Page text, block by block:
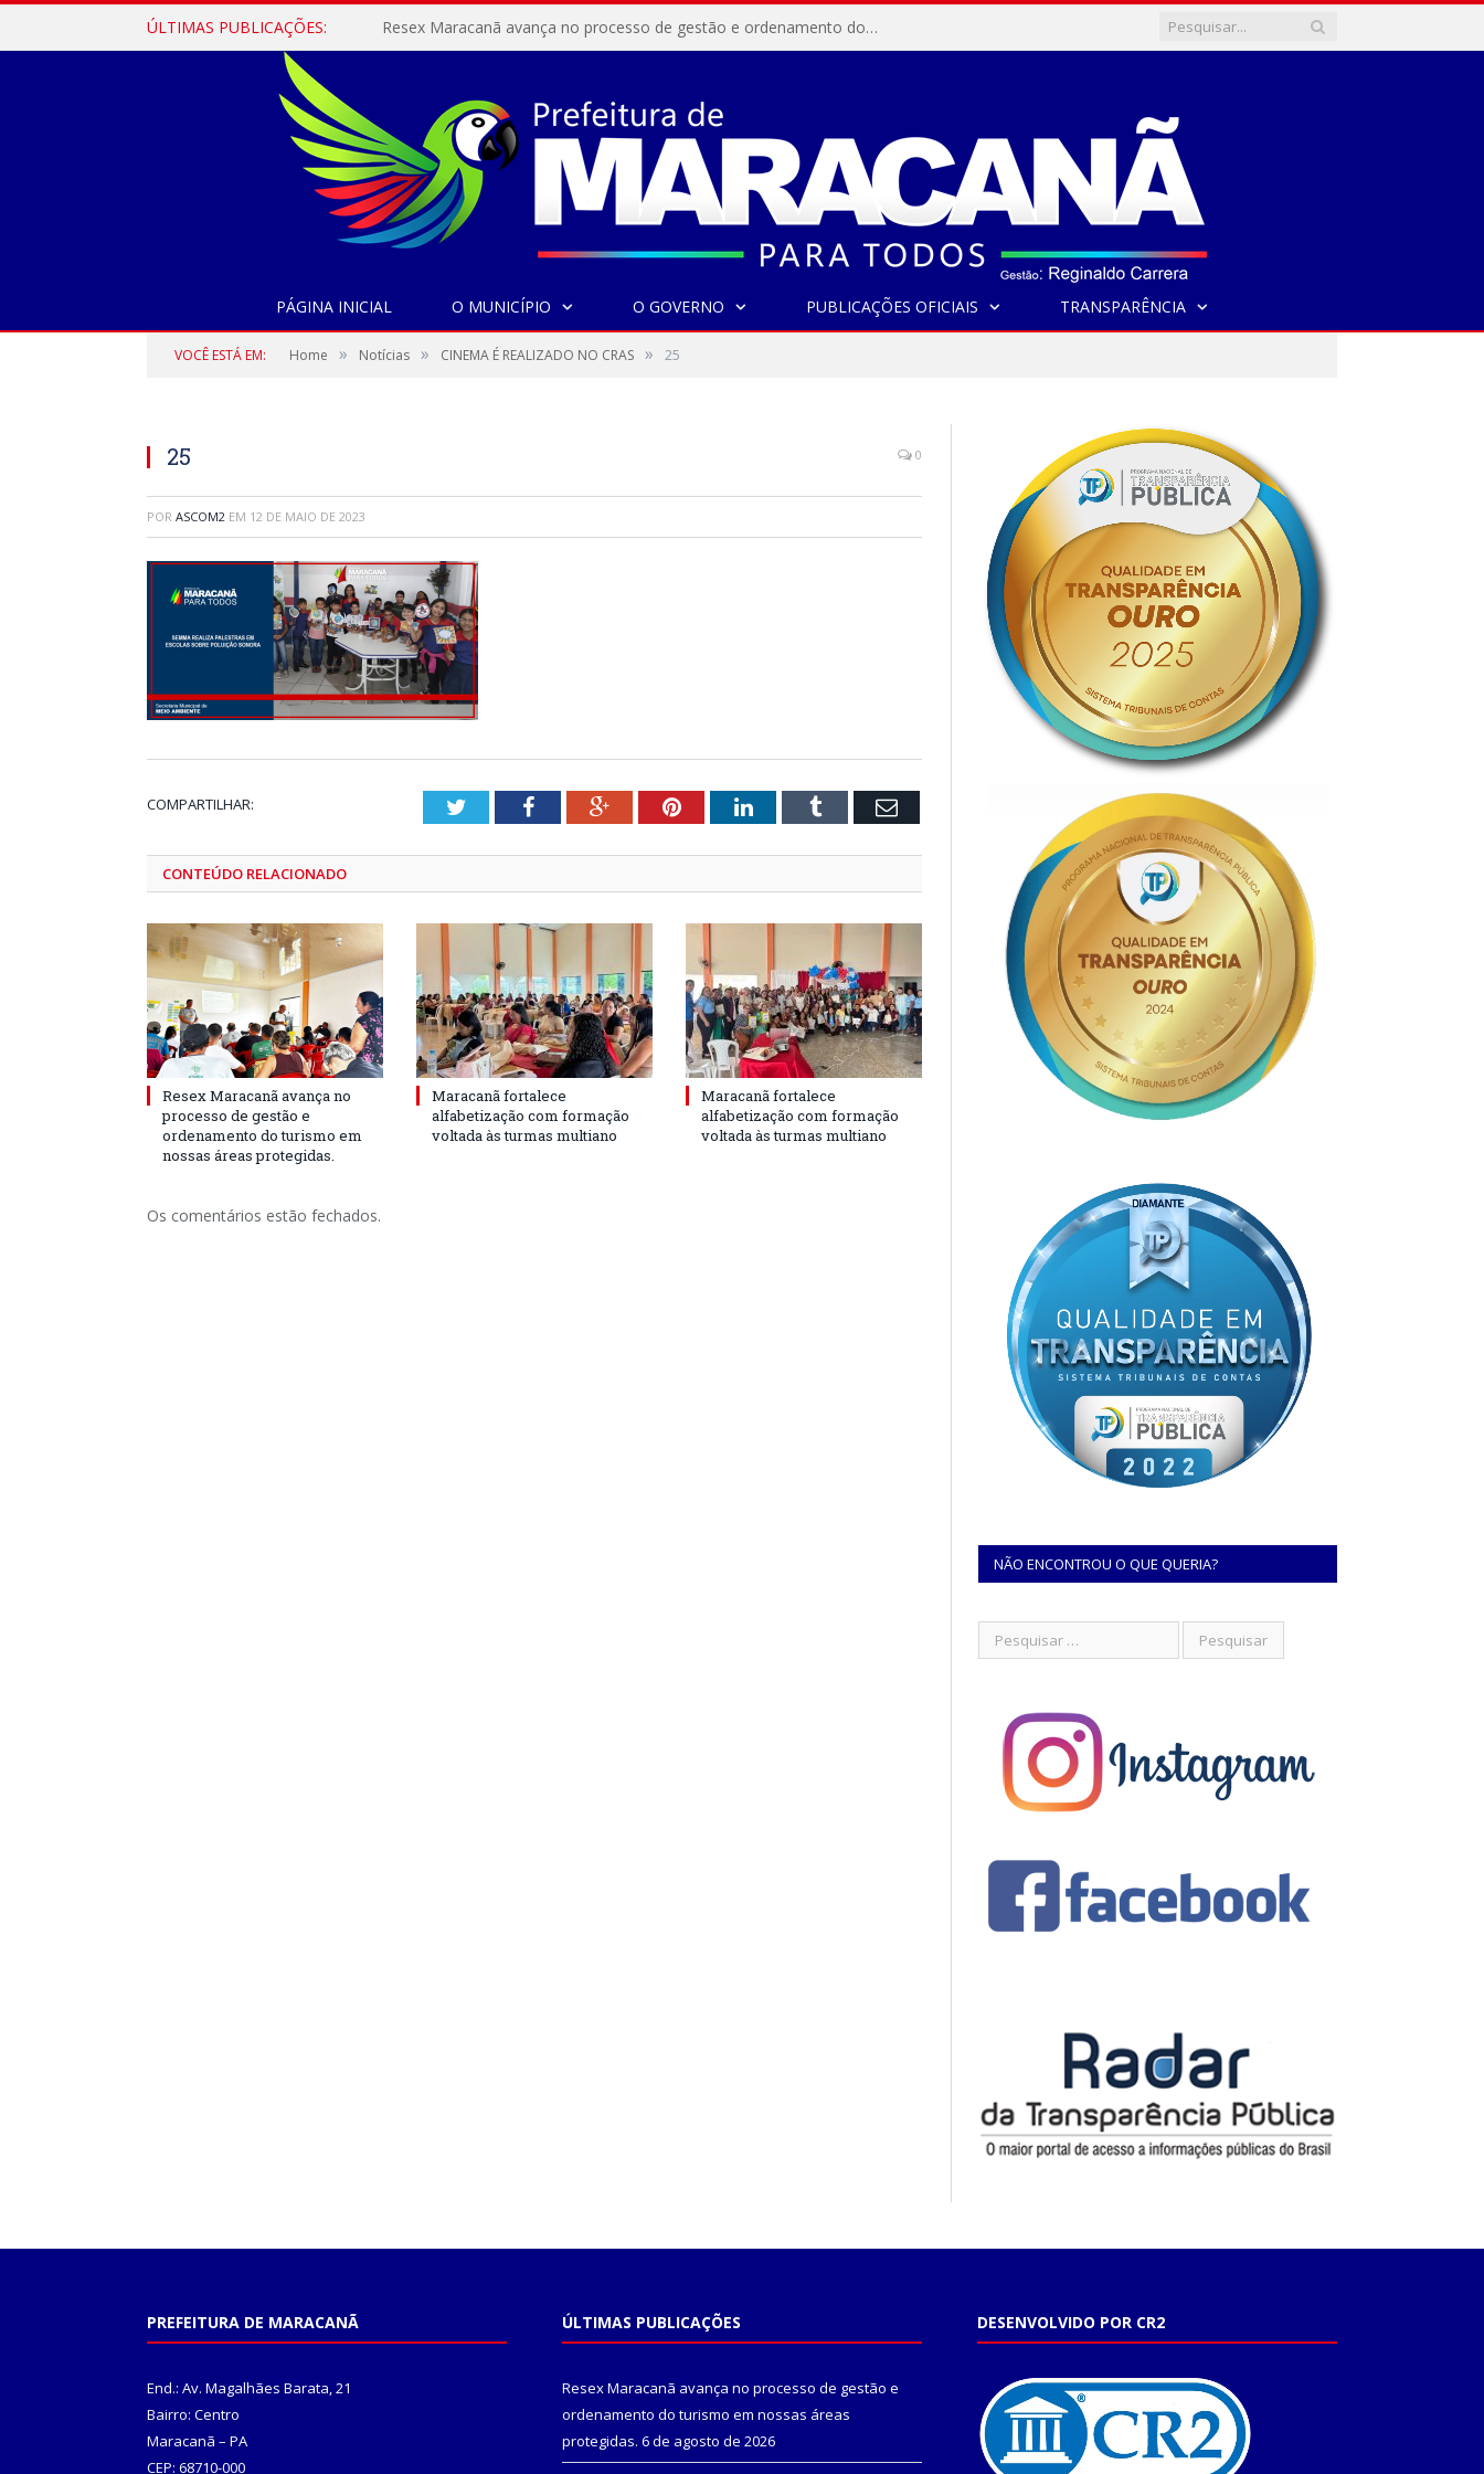
ÚLTIMAS PUBLICAÇÕES: Resex Maracanã avança no processo de gestão e ordenamento do turismo em nossas áreas protegidas.
PÁGINA INICIAL O MUNICÍPIO O GOVERNO PUBLICAÇÕES OFICIAIS TRANSPARÊNCIA
VOCÊ ESTÁ EM: Home » Notícias » CINEMA É REALIZADO NO CRAS » 25
25 0
POR ASCOM2 EM 12 DE MAIO DE 2023
COMPARTILHAR: TwitterFacebookGoogle+PinterestLinkedInTumblr Email
CONTEÚDO RELACIONADO
Resex Maracanã avança no
processo de gestão e
ordenamento do turismo em
nossas áreas protegidas.
Maracanã fortalece
alfabetização com formação
voltada às turmas multiano
Maracanã fortalece
alfabetização com formação
voltada às turmas multiano
Os comentários estão fechados.
NÃO ENCONTROU O QUE QUERIA?
PREFEITURA DE MARACANÃ
End.: Av. Magalhães Barata, 21
Bairro: Centro
Maracanã – PA
CEP: 68710-000
ÚLTIMAS PUBLICAÇÕES
Resex Maracanã avança no processo de gestão e
ordenamento do turismo em nossas áreas
protegidas. 6 de agosto de 2026
DESENVOLVIDO POR CR2